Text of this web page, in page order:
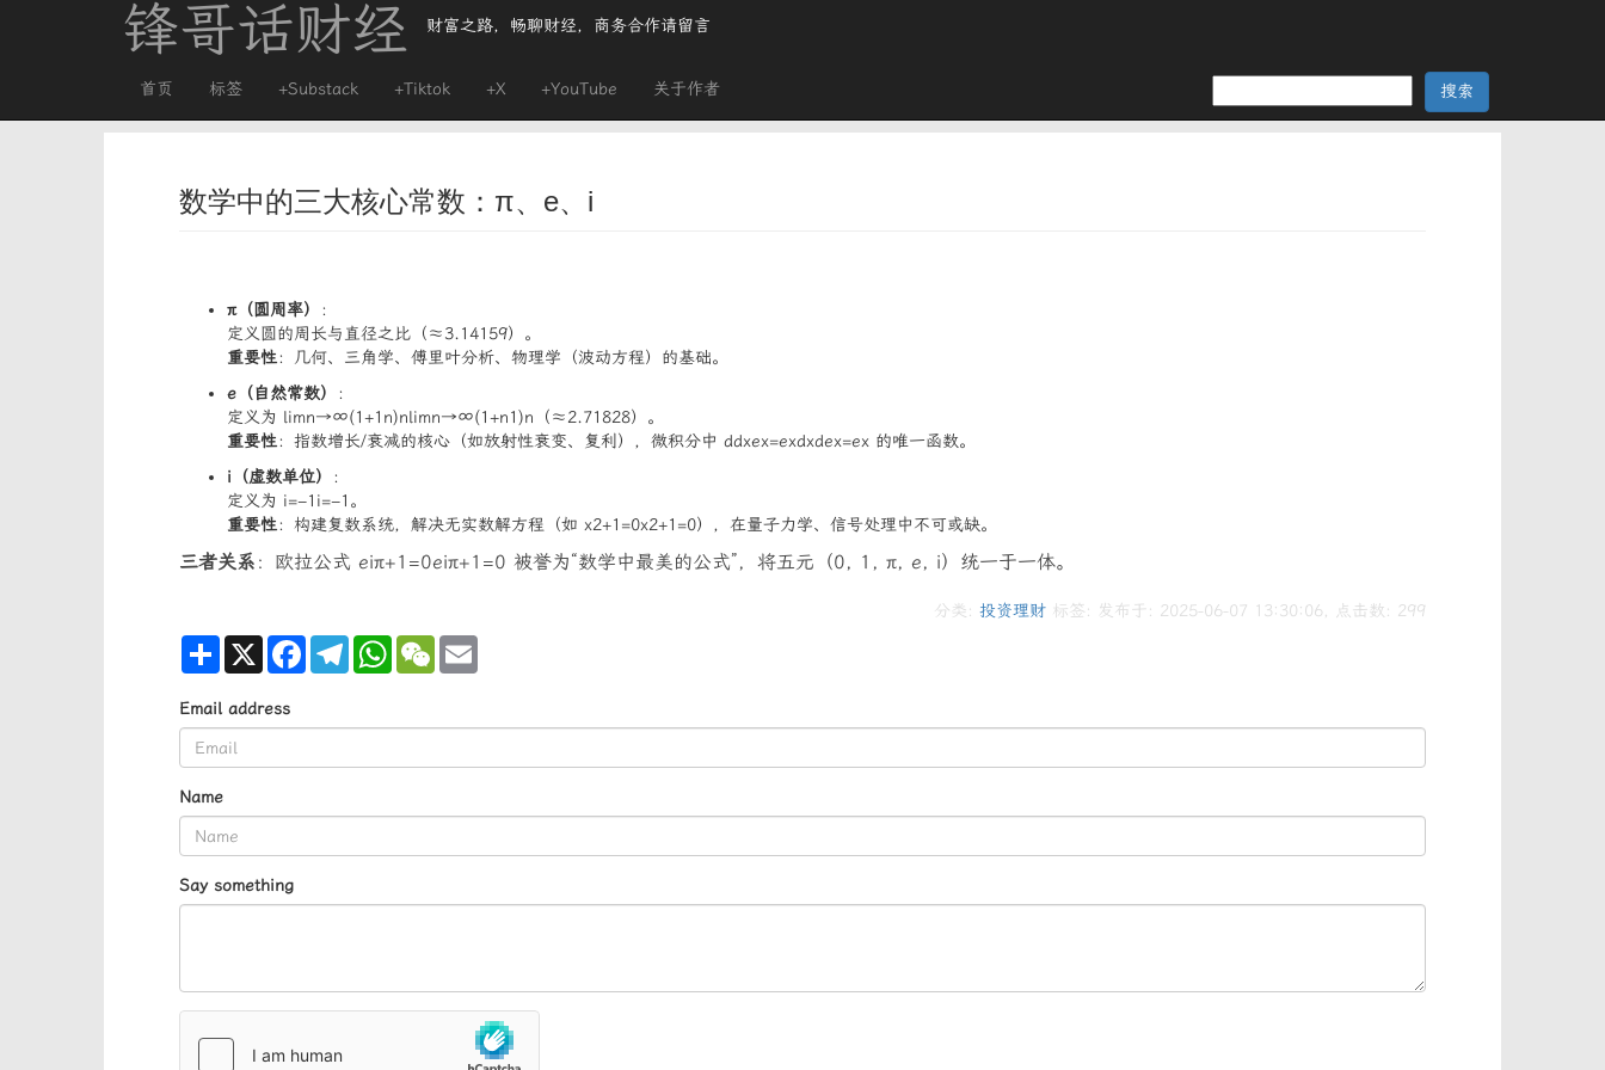
锋哥话财经 财富之路，畅聊财经，商务合作请留言
首页 标签 +Substack +Tiktok +X +YouTube 关于作者
数学中的三大核心常数：π、e、i
π（圆周率）
：
定义圆的周长与直径之比（≈3.14159）。
重要性：几何、三角学、傅里叶分析、物理学（波动方程）的基础。
e（自然常数）
：
定义为 lim⁡n→∞(1+1n)nlimn→∞(1+n1)n （≈2.71828）。
重要性：指数增长/衰减的核心（如放射性衰变、复利），微积分中 ddxex=exdxdex=ex 的唯一函数。
i（虚数单位）
：
定义为 i=−1 i=−1 。
重要性：构建复数系统，解决无实数解方程（如 x2+1=0x2+1 =0），在量子力学、信号处理中不可或缺。
三者关系 ：欧拉公式 eiπ+1=0eiπ+1 =0 被誉为“数学中最美的公式”，将五元（0, 1, π, e, i）统一于一体。
分类: 投资理财 标签: 发布于: 2025-06-07 13:30:06, 点击数: 299
Share X FacebookTelegramWhatsApp
WeChat
Email address
Name
Say something